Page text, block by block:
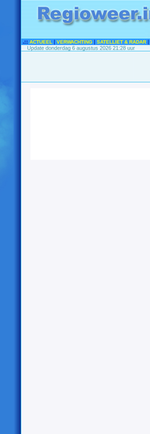
.:: ACTUEEL | VERWACHTING | SATELLIET & RADAR |
Update donderdag 6 augustus 2026 21:28 uur